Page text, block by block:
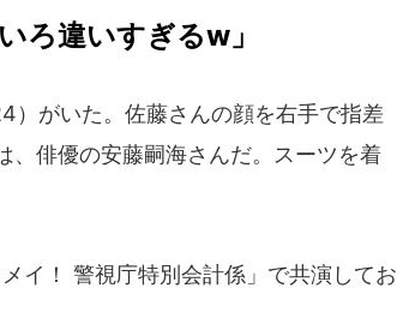
ろ違いすぎるw」
がいた。佐藤さんの顔を右手で指差
、俳優の安藤嗣海さんだ。スーツを着
イ！ 警視庁特別会計係」で共演してお